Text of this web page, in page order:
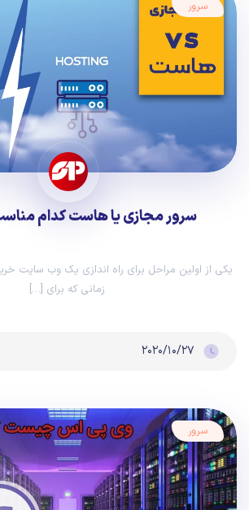
سرور
سرور مجازی یا هاست کدام
یکی از اولین مراحل برای راه اندازی یک وب سایت
زمانی که برای […]
۲۰۲۰/۱۰/۲۷
سرور